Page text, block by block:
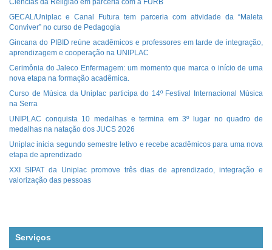
Ciências da Religião em parceria com a FURB
GECAL/Uniplac e Canal Futura tem parceria com atividade da “Maleta
Conviver” no curso de Pedagogia
Gincana do PIBID reúne acadêmicos e professores em tarde de integração,
aprendizagem e cooperação na UNIPLAC
Cerimônia do Jaleco Enfermagem: um momento que marca o início de uma
nova etapa na formação acadêmica.
Curso de Música da Uniplac participa do 14º Festival Internacional Música
na Serra
UNIPLAC conquista 10 medalhas e termina em 3º lugar no quadro de
medalhas na natação dos JUCS 2026
Uniplac inicia segundo semestre letivo e recebe acadêmicos para uma nova
etapa de aprendizado
XXI SIPAT da Uniplac promove três dias de aprendizado, integração e
valorização das pessoas
Serviços